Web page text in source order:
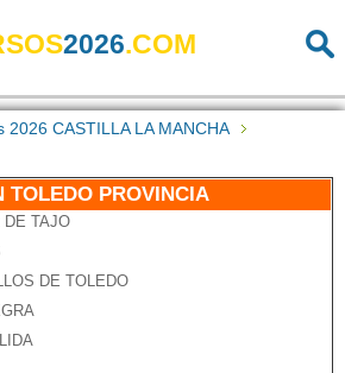
2026.COM
2026 CASTILLA LA MANCHA
TOLEDO PROVINCIA
DE TAJO
DE TOLEDO